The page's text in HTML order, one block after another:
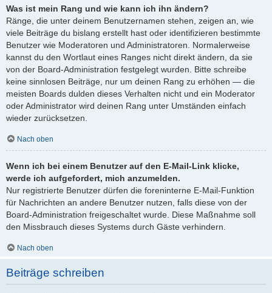
Was ist mein Rang und wie kann ich ihn ändern?
Ränge, die unter deinem Benutzernamen stehen, zeigen an, wie
viele Beiträge du bislang erstellt hast oder identifizieren bestimmte
Benutzer wie Moderatoren und Administratoren. Normalerweise
kannst du den Wortlaut eines Ranges nicht direkt ändern, da sie
von der Board-Administration festgelegt wurden. Bitte schreibe
keine sinnlosen Beiträge, nur um deinen Rang zu erhöhen — die
meisten Boards dulden dieses Verhalten nicht und ein Moderator
oder Administrator wird deinen Rang unter Umständen einfach
wieder zurücksetzen.
Nach oben
Wenn ich bei einem Benutzer auf den E-Mail-Link klicke,
werde ich aufgefordert, mich anzumelden.
Nur registrierte Benutzer dürfen die foreninterne E-Mail-Funktion
für Nachrichten an andere Benutzer nutzen, falls diese von der
Board-Administration freigeschaltet wurde. Diese Maßnahme soll
den Missbrauch dieses Systems durch Gäste verhindern.
Nach oben
Beiträge schreiben